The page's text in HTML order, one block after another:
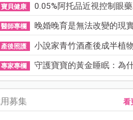
寶貝健康 0.05%阿托品近視控制眼藥水
醫師專欄 晚婚晚育是無法改變的現
產後照護 小說家青竹酒產後成半植
專家專欄 守護寶寶的黃金睡眠：為
募集 看